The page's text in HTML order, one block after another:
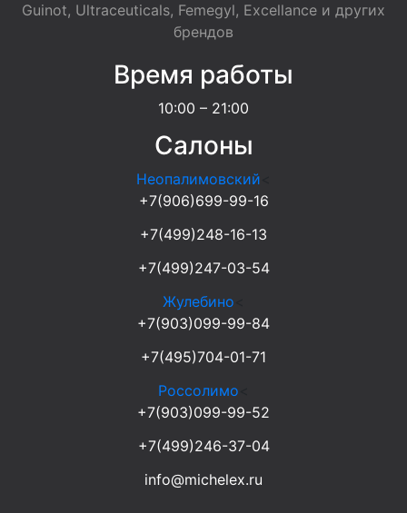
Guinot, Ultraceuticals, Femegyl, Excellance и других
брендов
Время работы
10:00 – 21:00
Салоны
Неопалимовский
+7(906)699-99-16
+7(499)248-16-13
+7(499)247-03-54
Жулебино
+7(903)099-99-84
+7(495)704-01-71
Россолимо
+7(903)099-99-52
+7(499)246-37-04
info@michelex.ru